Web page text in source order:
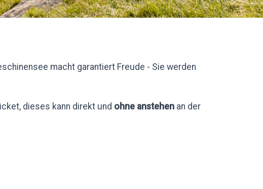
macht garantiert Freude - Sie werden
dieses kann direkt und ohne anstehen an der